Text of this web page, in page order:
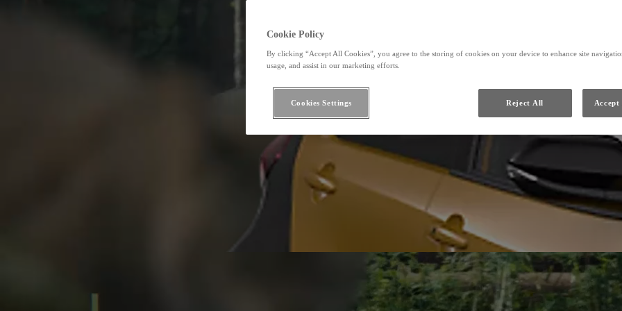
Cookie Policy
By clicking “Accept All Cookies”, you agree to the storing of cookies on your device to enhance site
usage, and assist in our marketing efforts.
Reject All Accept
Cookies Settings